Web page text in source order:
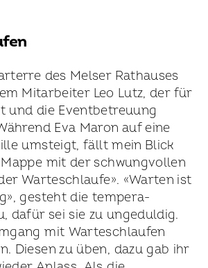
des Melser Rathauses
Mitarbeiter Leo Lutz, der für
und die Event­betreuung
Eva Maron auf eine
umsteigt, fällt mein Blick
mit der schwungvollen
Warte­schlaufe». «Warten ist
gesteht die tempera­
dafür sei sie zu ungeduldig.
mit Warte­schlaufen
Diesen zu üben, dazu gab ihr